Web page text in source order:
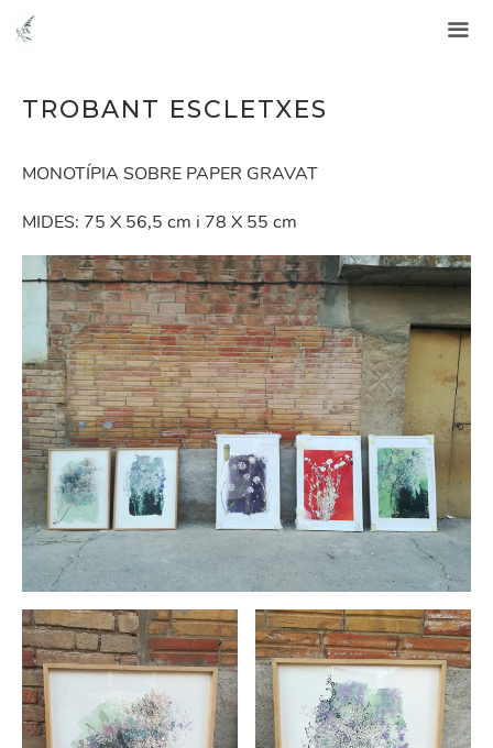
Núria Costa Balasch #soccugula
TROBANT ESCLETXES
MONOTÍPIA SOBRE PAPER GRAVAT
MIDES: 75 X 56,5 cm i 78 X 55 cm